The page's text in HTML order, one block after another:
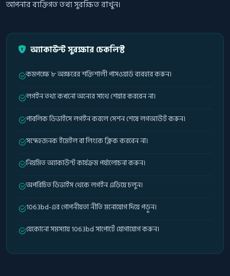
আপনার ব্যক্তিগত তথ্য সুরক্ষিত রাখুন।
অ্যাকাউন্ট সুরক্ষার চেকলিস্ট
কমপক্ষে ৮ অক্ষরের শক্তিশালী পাসওয়ার্ড ব্যবহার করুন।
লগইন তথ্য কখনো অন্যের সাথে শেয়ার করবেন না।
পাবলিক ডিভাইসে লগইন করলে সেশন শেষে লগআউট করুন।
সন্দেহজনক ইমেইল বা লিংকে ক্লিক করবেন না।
নিয়মিত অ্যাকাউন্ট কার্যক্রম পর্যালোচনা করুন।
অপরিচিত ডিভাইস থেকে লগইন এড়িয়ে চলুন।
1063bd-এর গোপনীয়তা নীতি মনোযোগ দিয়ে পড়ুন।
যেকোনো সমস্যায় 1063bd সাপোর্টে যোগাযোগ করুন।